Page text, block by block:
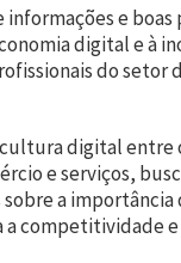
e boas
digital e à
do setor
digital entre
e serviços,
a importância
a competitividade